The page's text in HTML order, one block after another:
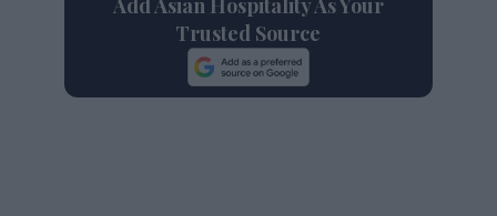
Add Asian Hospitality As Your
Trusted Source